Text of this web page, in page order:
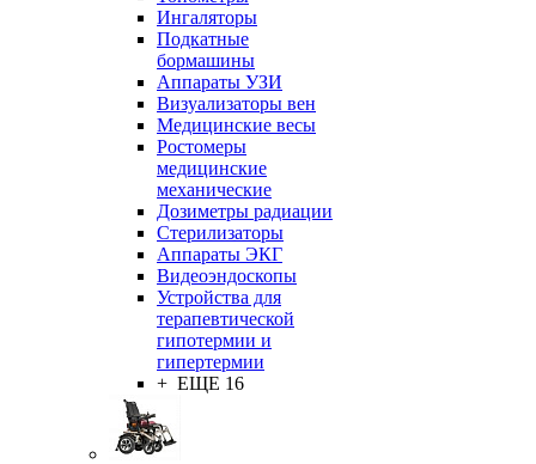
Ингаляторы
Подкатные
бормашины
Аппараты УЗИ
Визуализаторы вен
Медицинские весы
Ростомеры
медицинские
механические
Дозиметры радиации
Стерилизаторы
Аппараты ЭКГ
Видеоэндоскопы
Устройства для
терапевтической
гипотермии и
гипертермии
+ ЕЩЕ 16